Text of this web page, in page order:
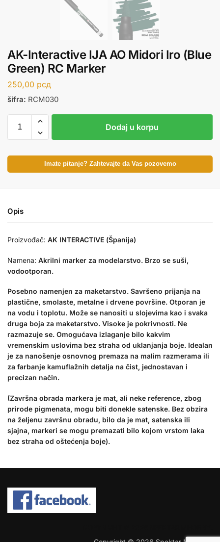
AK-Interactive IJA AO Midori Iro (Blue
Green) RC Marker
250,00 рсд
šifra: RCM030
Dodaj u korpu
Imate pitanje? Zahtevajte da Vas pozovemo
Opis
Proizvođač: AK INTERACTIVE (Španija)
Namena: Akrilni marker za modelarstvo. Brzo se suši,
vodootporan.
Posebno namenjen za maketarstvo. Savršeno prijanja na
plastične, smolaste, metalne i drvene površine. Otporan je
na vodu i toplotu. Može se nanositi u slojevima kao i svaka
druga boja za maketarstvo. Visoke je pokrivnosti. Ne
razmazuje se. Omogućava izlaganje bilo kakvim
vremenskim uslovima bez straha od uklanjanja boje. Idealan
je za nanošenje osnovnog premaza na malim razmerama ili
za farbanje kamuflažnih detalja na čist, jednostavan i
precizan način.
(Završna obrada markera je mat, ali neke reference, zbog
prirode pigmenata, mogu biti donekle satenske. Bez obzira
na željenu završnu obradu, bilo da je mat, satenska ili
sjajna, markeri se mogu premazati bilo kojom vrstom laka
bez straha od oštećenja boje).